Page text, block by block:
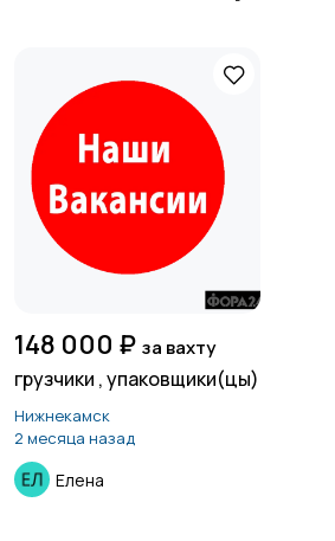
148 000 ₽ за вахту
грузчики , упаковщики(цы)
Нижнекамск
2 месяца назад
Елена